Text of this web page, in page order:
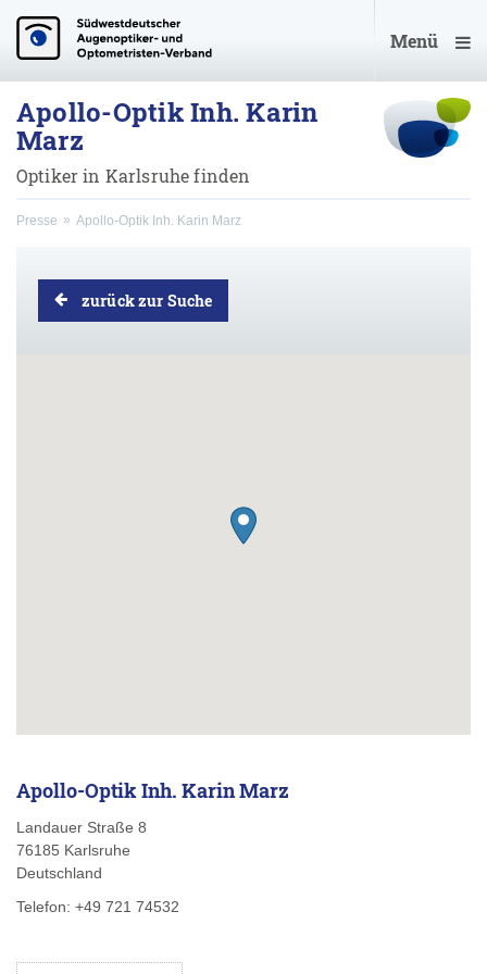
Menü
Apollo-Optik Inh. Karin
Marz
Optiker in Karlsruhe finden
Presse Apollo-Optik Inh. Karin Marz
zurück zur Suche
Apollo-Optik Inh. Karin Marz
Landauer Straße 8
76185 Karlsruhe
Deutschland
Telefon: +49 721 74532